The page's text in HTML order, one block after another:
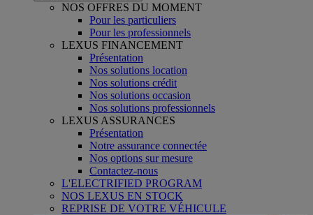
NOS OFFRES DU MOMENT
Pour les particuliers
Pour les professionnels
LEXUS FINANCEMENT
Présentation
Nos solutions location
Nos solutions crédit
Nos solutions occasion
Nos solutions professionnels
LEXUS ASSURANCES
Présentation
Notre assurance connectée
Nos options sur mesure
Contactez-nous
L'ELECTRIFIED PROGRAM
NOS LEXUS EN STOCK
REPRISE DE VOTRE VÉHICULE